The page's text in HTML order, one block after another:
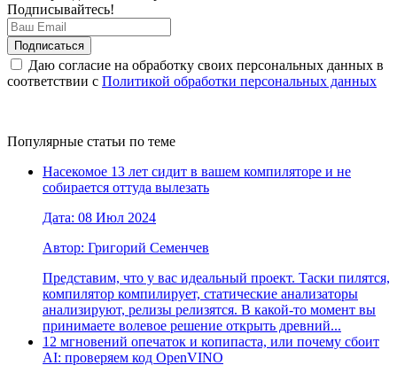
Подписывайтесь!
Даю согласие на обработку своих персональных данных в
соответствии с Политикой обработки персональных данных
Популярные статьи по теме
Насекомое 13 лет сидит в вашем компиляторе и не
собирается оттуда вылезать
Дата: 08 Июл 2024
Автор: Григорий Семенчев
Представим, что у вас идеальный проект. Таски пилятся,
компилятор компилирует, статические анализаторы
анализируют, релизы релизятся. В какой-то момент вы
принимаете волевое решение открыть древний...
12 мгновений опечаток и копипаста, или почему сбоит
AI: проверяем код OpenVINO